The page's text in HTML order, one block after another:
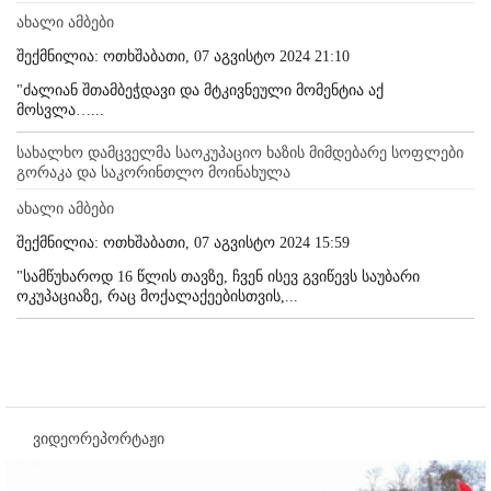
ახალი ამბები
შექმნილია: ოთხშაბათი, 07 აგვისტო 2024 21:10
"ძალიან შთამბეჭდავი და მტკივნეული მომენტია აქ
მოსვლა…...
სახალხო დამცველმა საოკუპაციო ხაზის მიმდებარე სოფლები
გორაკა და საკორინთლო მოინახულა
ახალი ამბები
შექმნილია: ოთხშაბათი, 07 აგვისტო 2024 15:59
"სამწუხაროდ 16 წლის თავზე, ჩვენ ისევ გვიწევს საუბარი
ოკუპაციაზე, რაც მოქალაქეებისთვის,...
ვიდეორეპორტაჟი